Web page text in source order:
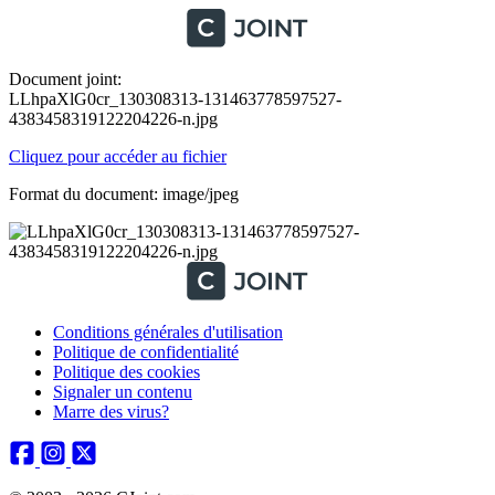
Document joint:
LLhpaXlG0cr_130308313-131463778597527-
4383458319122204226-n.jpg
Cliquez pour accéder au fichier
Format du document: image/jpeg
Conditions générales d'utilisation
Politique de confidentialité
Politique des cookies
Signaler un contenu
Marre des virus?